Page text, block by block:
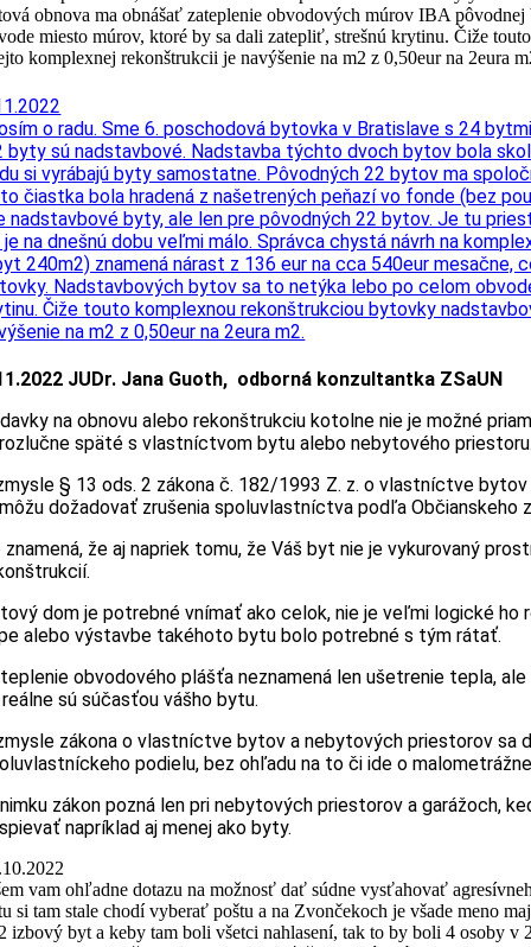
obnova ma obnášať zateplenie obvodových múrov IBA
miesto múrov, ktoré by sa dali zatepliť, strešnú krytinu. Čiže
komplexnej rekonštrukcii je navýšenie na m2 z 0,50eur na 2eura
o radu. Sme 6. poschodová bytovka v Bratislave s 24
byty sú nadstavbové. Nadstavba týchto dvoch bytov bola
si vyrábajú byty samostatne. Pôvodných 22 bytov ma
čiastka bola hradená z našetrených peňazí vo fonde (bez
nadstavbové byty, ale len pre pôvodných 22 bytov. Je tu
je na dnešnú dobu veľmi málo. Správca chystá návrh na
240m2) znamená nárast z 136 eur na cca 540eur
Nadstavbových bytov sa to netýka lebo po celom
Čiže touto komplexnou rekonštrukciou bytovky
na m2 z 0,50eur na 2eura m2.
JUDr. Jana Guoth, odborná konzultantka ZSaUN
na obnovu alebo rekonštrukciu kotolne nie je možné
späté s vlastníctvom bytu alebo nebytového
§ 13 ods. 2 zákona č. 182/1993 Z. z. o vlastníctve
dožadovať zrušenia spoluvlastníctva podľa Občianskeho
znamená, že aj napriek tomu, že Váš byt nie je vykurovaný
dom je potrebné vnímať ako celok, nie je veľmi logické ho
alebo výstavbe takéhoto bytu bolo potrebné s tým rátať.
obvodového plášťa neznamená len ušetrenie tepla,
sú súčasťou vášho bytu.
zákona o vlastníctve bytov a nebytových priestorov sa
podielu, bez ohľadu na to či ide o
zákon pozná len pri nebytových priestorov a garážoch,
napríklad aj menej ako byty.
vam ohľadne dotazu na možnosť dať súdne vysťahovať
si tam stale chodí vyberať poštu a na Zvončekoch je všade meno
izbový byt a keby tam boli všetci nahlasení, tak to by boli 4 osoby